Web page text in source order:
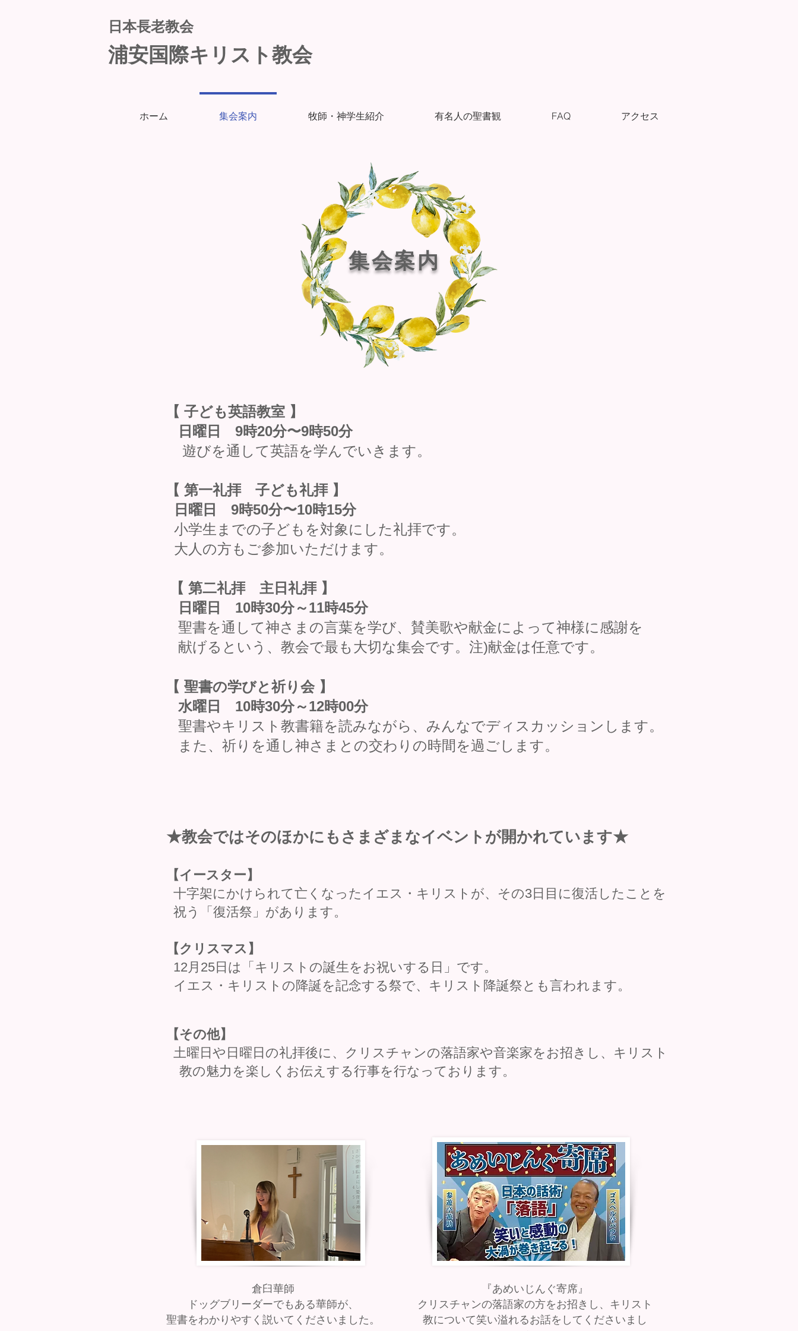
日本長老教会
浦安国際キリスト教会
ホーム 集会案内 牧師・神学生紹介 有名人の聖書観 FAQ アクセス
集会案内
【 子ども英語教室 】
日曜日 9時20分〜9時50分
遊びを通して英語を学んでいきます。
【 第一礼拝 子ども礼拝 】
日曜日 9時50分〜10時15分
小学生までの子どもを対象にした礼拝です。
大人の方もご参加いただけます。
【 第二礼拝 主日礼拝 】
日曜日 10時30分～11時45分
聖書を通して神さまの言葉を学び、賛美歌や献金によって神様に感謝を
献げるという、教会で最も大切な集会です。注)献金は任意です。
【 聖書の学びと祈り会 】
水曜日 10時30分～12時00分
聖書やキリスト教書籍を読みながら、みんなでディスカッションし​ます。
また、祈りを通し神さまとの交わりの時間を過ごします。
★教会ではそのほかにもさまざまなイベントが開かれています★
【イースター】
十字架にかけられて亡くなったイエス・キリストが、その3日目に復活したことを
祝う「復活祭」があります。
【クリスマス】
12月25日は「キリストの誕生をお祝いする日」です。
イエス・キリスト の降誕を記念する祭で、キリスト降誕祭とも言われます。
【その他】
土曜日や日曜日の礼拝後に、クリスチャンの落語家や音楽家をお招きし、キリスト
教の魅力を楽しくお伝えする行事を行なっております。
倉臼華師
ドッグブリーダーでもある華師が、
聖書をわかりやすく説いてくださいました。
『あめいじんぐ寄席』
クリスチャンの落語家の方をお招きし、キリスト
教について笑い溢れるお話をしてくださいまし